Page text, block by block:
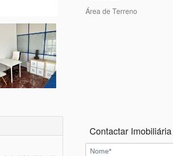
Área de Terreno
Contactar Imobiliária